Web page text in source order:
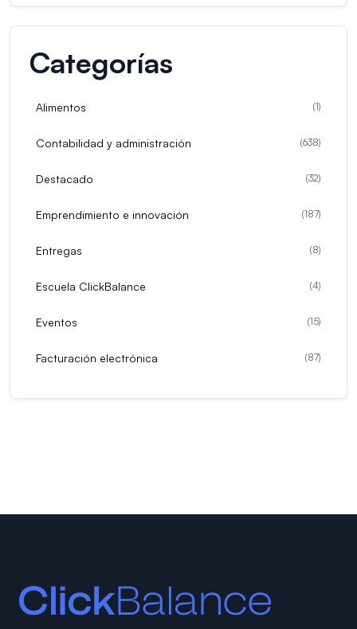
Categorías
Alimentos (1)
Contabilidad y administración (638)
Destacado (32)
Emprendimiento e innovación (187)
Entregas (8)
Escuela ClickBalance (4)
Eventos (15)
Facturación electrónica (87)